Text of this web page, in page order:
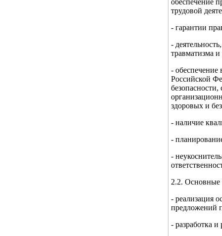
обеспечение
трудовой
- гарантии
-
травматизма
- обеспечение
Российской
здоровых и
- наличие
-
-
2.2. Основные
- реализация
предложений
- разработка